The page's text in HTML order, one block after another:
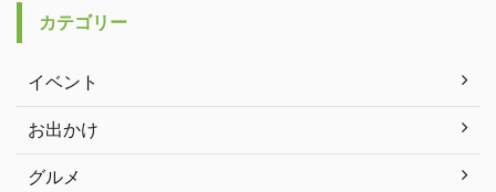
カテゴリー
イベント
お出かけ
グルメ